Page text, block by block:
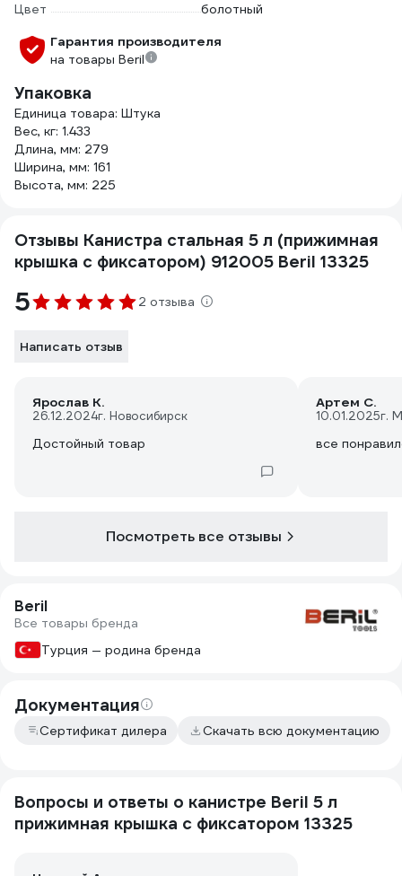
Цвет
болотный
Гарантия производителя
на товары Beril
Упаковка
Единица товара: Штука
Вес, кг: 1.433
Длина, мм: 279
Ширина, мм: 161
Высота, мм: 225
Отзывы Канистра стальная 5 л (прижимная
крышка с фиксатором) 912005 Beril 13325
5 2 отзыва
Написать отзыв
Ярослав К.
26.12.2024г. Новосибирск
Достойный товар
Артем С.
10.01.2025г.
все
Посмотреть все отзывы
Beril
Все товары бренда
Турция — родина бренда
Документация
Сертификат дилера Скачать всю документацию
Вопросы и ответы о канистре Beril 5 л
прижимная крышка с фиксатором 13325